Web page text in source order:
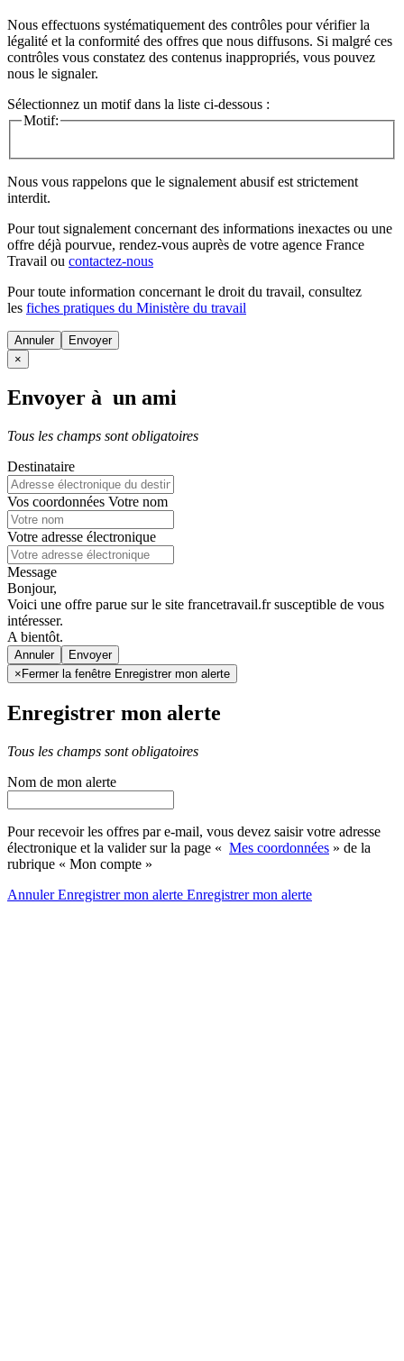
Nous effectuons systématiquement des contrôles pour vérifier la
légalité et la conformité des offres que nous diffusons. Si malgré ces
contrôles vous constatez des contenus inappropriés, vous pouvez
nous le signaler.
Sélectionnez un motif dans la liste ci-dessous :
Motif:
Nous vous rappelons que le signalement abusif est strictement
interdit.
Pour tout signalement concernant des informations inexactes ou une
offre déjà pourvue, rendez-vous auprès de votre agence France
Travail ou contactez-nous
Pour toute information concernant le droit du travail, consultez
les fiches pratiques du Ministère du travail
Annuler
×
Envoyer à un ami
Tous les champs sont obligatoires
Destinataire
Vos coordonnées Votre nom
Votre adresse électronique
Message
Bonjour,
Voici une offre parue sur le site francetravail.fr susceptible de vous
intéresser.
A bientôt.
Annuler
× Fermer la fenêtre Enregistrer mon alerte
Enregistrer mon alerte
Tous les champs sont obligatoires
Nom de mon alerte
Pour recevoir les offres par e-mail, vous devez saisir votre adresse
électronique et la valider sur la page « Mes coordonnées » de la
rubrique « Mon compte »
AnnulerEnregistrer mon alerte Enregistrermon alerte